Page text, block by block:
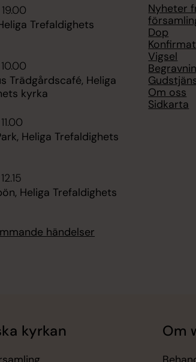
Trefaldighets
Trädgårdscafé, Heliga
kyrka
Heliga Trefaldighets
Heliga Trefaldighets
händelser
Nyheter
Dop
Vigsel
Om oss
Sidkarta
kyrkan Om